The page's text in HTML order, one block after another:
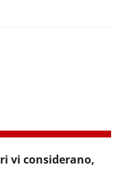
vi considerano,